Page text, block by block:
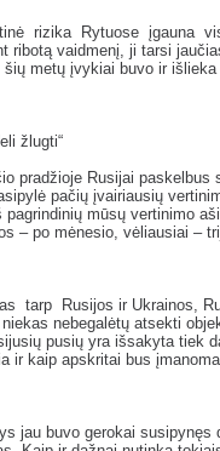
rizika Rytuose įgauna
ribotą vaidmenį, ji tarsi
šių metų įvykiai buvo ir
žlugti“
pradžioje Rusijai
pačių įvairiausių
pagrindinių mūsų vertinimo
– po mėnesio, vėliausiai –
tarp Rusijos ir Ukrainos,
nebegalėtų atsekti
pusių yra išsakyta tiek
ir kaip apskritai bus
jau buvo gerokai